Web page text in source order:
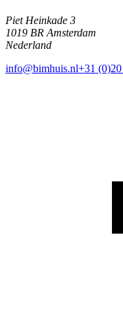
Piet Heinkade 3
1019 BR Amsterdam
Nederland
info@bimhuis.nl+31